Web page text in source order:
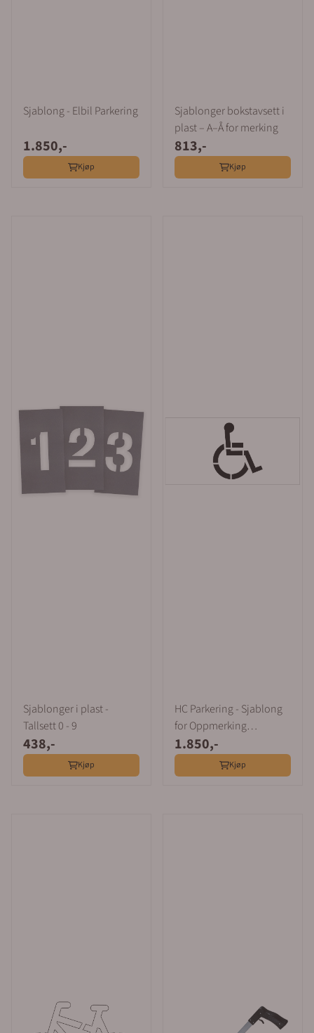
Sjablong - Elbil Parkering
1.850,-
Kjøp
Sjablonger bokstavsett i
plast – A–Å for merking
813,-
Kjøp
Sjablonger i plast -
Tallsett 0 - 9
438,-
Kjøp
HC Parkering - Sjablong
for Oppmerking
Parkeringsplass
1.850,-
Kjøp